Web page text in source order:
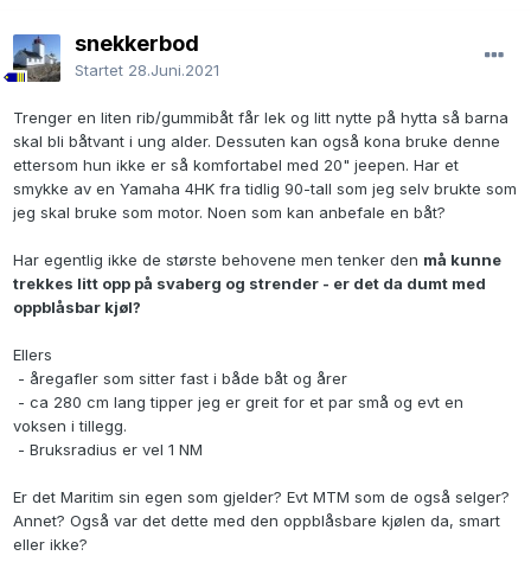
snekkerbod
Startet 28.Juni.2021
Trenger en liten rib/gummibåt får lek og litt nytte på hytta så barna
skal bli båtvant i ung alder. Dessuten kan også kona bruke denne
ettersom hun ikke er så komfortabel med 20" jeepen. Har et
smykke av en Yamaha 4HK fra tidlig 90-tall som jeg selv brukte som
jeg skal bruke som motor. Noen som kan anbefale en båt?
Har egentlig ikke de største behovene men tenker den må kunne
trekkes litt opp på svaberg og strender - er det da dumt med
oppblåsbar kjøl?
Ellers
- åregafler som sitter fast i både båt og årer
- ca 280 cm lang tipper jeg er greit for et par små og evt en
voksen i tillegg.
- Bruksradius er vel 1 NM
Er det Maritim sin egen som gjelder? Evt MTM som de også selger?
Annet? Også var det dette med den oppblåsbare kjølen da, smart
eller ikke?